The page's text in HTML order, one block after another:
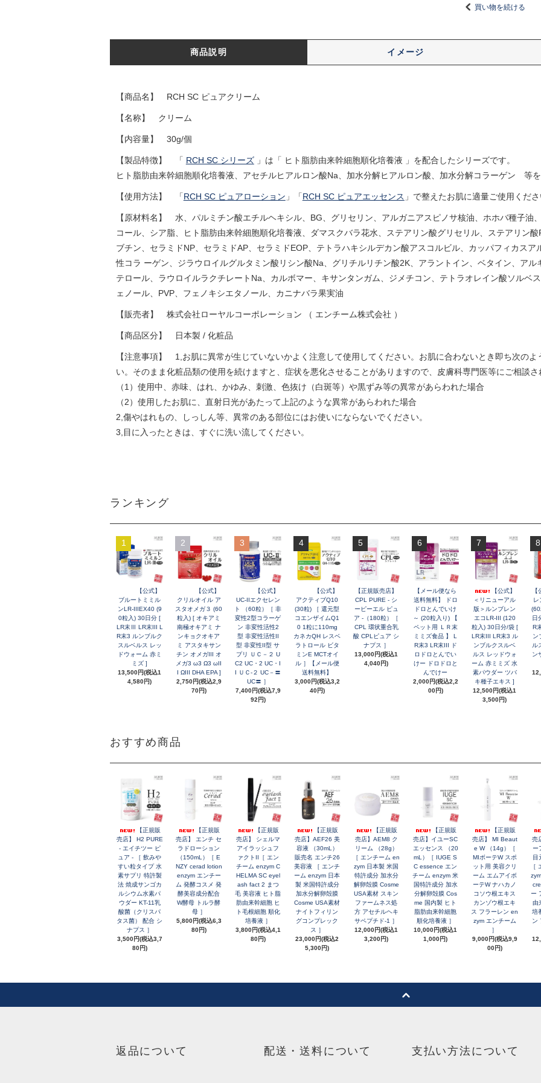
買い物を続ける
商品説明 イメージ
【商品名】 RCH SC ピュアクリーム
【名称】 クリーム
【内容量】 30g/個
【製品特徴】 「 RCH SC シリーズ」は「 ヒト脂肪由来幹細胞順化培養液 」を配合したシリーズです。
ヒト脂肪由来幹細胞順化培養液、アセチルヒアルロン酸Na、加水分解ヒアルロン酸、加水分解コラーゲン 等
【使用方法】 「RCH SC ピュアローション 」「RCH SC ピュアエッセンス 」で整えたお肌に適量ご使用くだ
【原材料名】 水、パルミチン酸エチルヘキシル、BG、グリセリン、アルガニアスピノサ核油、ホホバ種子油
コール、シア脂、ヒト脂肪由来幹細胞順化培養液、ダマスクバラ花水、ステアリン酸グリセリル、ステアリン
ブチン、セラミドNP、セラミドAP、セラミドEOP、テトラハキシルデカン酸アスコルビル、カッパフィカス
性コラ ーゲン、ジラウロイルグルタミン酸リシン酸Na、グリチルリチン酸2K、アラントイン、ベタイン、ア
テロール、ラウロイルラクチレートNa、カルボマー、キサンタンガム、ジメチコン、テトラオレイン酸ソルベ
ェノール、PVP、フェノキシエタノール、カニナバラ果実油
【販売者】 株式会社ローヤルコーポレーション （ エンチーム株式会社 ）
【商品区分】 日本製 / 化粧品
【注意事項】 1,お肌に異常が生じていないかよく注意して使用してください。お肌に合わないとき即ち次の
い。そのまま化粧品類の使用を続けますと、症状を悪化させることがありますので、皮膚科専門医等にご相談
（1）使用中、赤味、はれ、かゆみ、刺激、色抜け（白斑等）や黒ずみ等の異常があらわれた場合
（2）使用したお肌に、直射日光があたって上記のような異常があらわれた場合
2,傷やはれもの、しっしん等、異常のある部位にはお使いにならないでください。
3,目に入ったときは、すぐに洗い流してください。
ランキング
1
【公式】
ブルートミミル
ンLR-IIIEX40 (9
0粒入) 30日分 [
LR末Ⅲ LR末III L
R末3 ルンブルク
スルベルス レッ
ドウォーム 赤ミ
ミズ ]
13,500円(税込1
4,580円)
2
【公式】
クリルオイル ア
スタオメガ３ (60
粒入) [ オキアミ
南極オキアミ ナ
ンキョクオキア
ミ アスタキサン
チン オメガIII オ
メガ3 ω3 Ω3 ωII
I ΩIII DHA EPA ]
2,750円(税込2,9
70円)
3
【公式】
UC-IIエクセレン
ト （60粒）［ 非
変性2型コラーゲ
ン 非変性活性2
型 非変性活性II
型 非変性II型 サ
プリ ＵＣ－２ U
C2 UC・2 UC・I
I ＵＣ-２ UC－〓
UC〓 ］
7,400円(税込7,9
92円)
4
【公式】
アクティブQ10
(30粒) ［ 還元型
コエンザイムQ1
0 1粒に110mg
カネカQH レスベ
ラトロール ビタ
ミンE MCTオイ
ル ］【メール便
送料無料】
3,000円(税込3,2
40円)
5
【正規販売店】
CPL PURE - シ
ーピーエル ピュ
ア -（180粒）［
CPL 環状重合乳
酸 CPLピュア シ
ナプス ］
13,000円(税込1
4,040円)
6
【メール便なら
送料無料】 ドロ
ドロとんでいけ
～ (20粒入り) 【
ペット用 ＬＲ末
ミミズ食品 】 L
R末3 LR末III ド
ロドロとんでい
けー ドロドロと
んでけー
2,000円(税込2,2
00円)
7
【公式】
＜リニューアル
版＞ルンブレン
エコLR-III (120
粒入) 30日分/袋 [
LR末III LR末3 ル
ンブルクスルベ
ルス レッドウォ
ーム 赤ミミズ 水
素パウダー ツバ
キ種子エキス ]
12,500円(税込1
3,500円)
8
レ
日
R
ン
ル
ン
おすすめ商品
【正規販
売店】 H2 PURE
- エイチツー ピ
ュア - ［ 飲みや
すい粒タイプ 水
素サプリ 特許製
法 焼成サンゴカ
ルシウム水素パ
ウダー KT-11乳
酸菌（クリスパ
タス菌） 配合 シ
ナプス ］
3,500円(税込3,7
80円)
【正規販
売店】 エンチ セ
ラドローション
（150mL）［ E
NZY cerad lotion
enzym エンチー
ム 発酵コスメ 発
酵美容成分配合
W酵母 トルラ酵
母 ］
5,800円(税込6,3
80円)
【正規販
売店】 シェルマ
アイラッシュフ
ァクトII［ エン
チーム enzym C
HELMA SC eyel
ash fact 2 まつ
毛 美容液 ヒト脂
肪由来幹細胞 ヒ
ト毛根細胞 順化
培養液 ］
3,800円(税込4,1
80円)
【正規販
売店】AEF26 美
容液 （30mL）
販売名 エンチ26
美容液 ［ エンチ
ーム enzym 日本
製 米国特許成分
加水分解卵殻膜
Cosme USA素材
ナイトフィリン
グコンプレック
ス ］
23,000円(税込2
5,300円)
【正規販
売店】AEM8 ク
リーム （28g）
［ エンチーム en
zym 日本製 米国
特許成分 加水分
解卵殻膜 Cosme
USA素材 スキン
ファームネス処
方 アセチルヘキ
サペプチド-1 ］
12,000円(税込1
3,200円)
【正規販
売店】イユーSC
エッセンス （20
mL）［ IUGE S
C essence エン
チーム enzym 米
国特許成分 加水
分解卵殻膜 Cos
me 国内製 ヒト
脂肪由来幹細胞
順化培養液 ］
10,000円(税込1
1,000円)
【正規販
売店】 MI Beaut
e W （14g）［
MIボーテW スポ
ット用 美容クリ
ーム エムアイボ
ーテW ナハカノ
コソウ根エキス
カンゾウ根エキ
ス フラーレン en
zym エンチーム
］
9,000円(税込9,9
00円)
売
ー
目
［
ー
由
培
ン
返品について 配送・送料について 支払い方法について